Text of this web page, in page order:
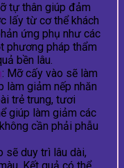
tự thân giúp đảm
lấy từ cơ thể khách
ứng phụ như các
phương pháp thẩm
bền lâu.
: Mỡ cấy vào sẽ làm
làm giảm nếp nhăn
trẻ trung, tươi
giúp làm giảm các
cần phải phẫu
sẽ duy trì lâu dài,